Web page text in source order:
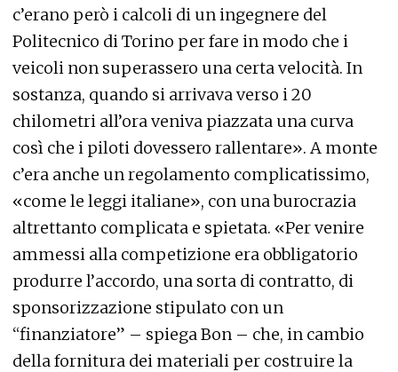
c’erano però i calcoli di un ingegnere del
Politecnico di Torino per fare in modo che i
veicoli non superassero una certa velocità. In
sostanza, quando si arrivava verso i 20
chilometri all’ora veniva piazzata una curva
così che i piloti dovessero rallentare». A monte
c’era anche un regolamento complicatissimo,
«come le leggi italiane», con una burocrazia
altrettanto complicata e spietata. «Per venire
ammessi alla competizione era obbligatorio
produrre l’accordo, una sorta di contratto, di
sponsorizzazione stipulato con un
“finanziatore” – spiega Bon – che, in cambio
della fornitura dei materiali per costruire la